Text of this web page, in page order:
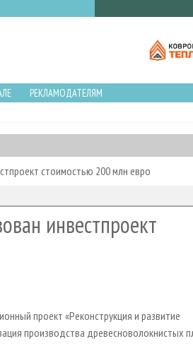
РЕКЛАМОДАТЕЛЯМ
стоимостью 200 млн евро
инвестпроект
проект «Реконструкция и развитие
производства древесноволокнистых